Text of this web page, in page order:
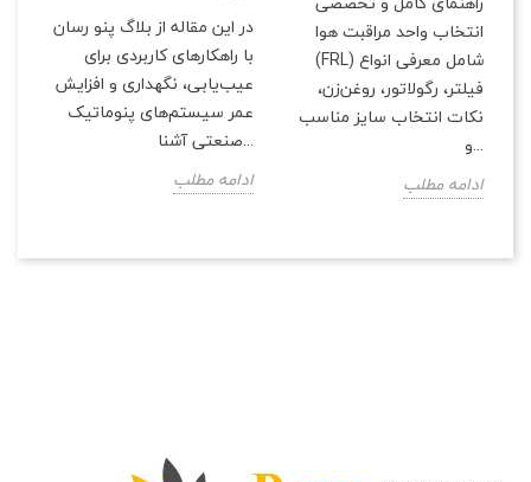
در این مقاله از بلاگ پنو رسان
با راهکارهای کاربردی برای
عیب‌یابی، نگهداری و افزایش
عمر سیستم‌های پنوماتیک
صنعتی آشنا...
ادامه مطلب
انتخاب واحد مراقبت هوا
(FRL) شامل معرفی انواع
فیلتر، رگولاتور، روغن‌زن،
نکات انتخاب سایز مناسب
و...
ادامه مطلب